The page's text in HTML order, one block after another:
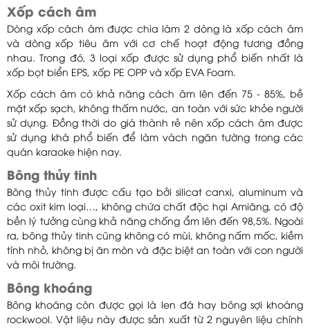
Xốp cách âm
Dòng xốp cách âm được chia làm 2 dòng là xốp cách âm
và dòng xốp tiêu âm với cơ chế hoạt động tương đồng
nhau. Trong đó, 3 loại xốp được sử dụng phổ biến nhất là
xốp bọt biển EPS, xốp PE OPP và xốp EVA Foam.
Xốp cách âm có khả năng cách âm lên đến 75 - 85%, bề
mặt xốp sạch, không thấm nước, an toàn với sức khỏe người
sử dụng. Đồng thời do giá thành rẻ nên xốp cách âm được
sử dụng khá phổ biến để làm vách ngăn tường trong các
quán karaoke hiện nay.
Bông thủy tinh
Bông thủy tinh được cấu tạo bởi silicat canxi, aluminum và
các oxit kim loại…, không chứa chất độc hại Amiăng, có độ
bền lý tưởng cùng khả năng chống ẩm lên đến 98,5%. Ngoài
ra, bông thủy tinh cũng không có mùi, không nấm mốc, kiềm
tính nhỏ, không bị ăn mòn và đặc biệt an toàn với con người
và môi trường.
Bông khoáng
Bông khoáng còn được gọi là len đá hay bông sợi khoáng
rockwool. Vật liệu này được sản xuất từ 2 nguyên liệu chính